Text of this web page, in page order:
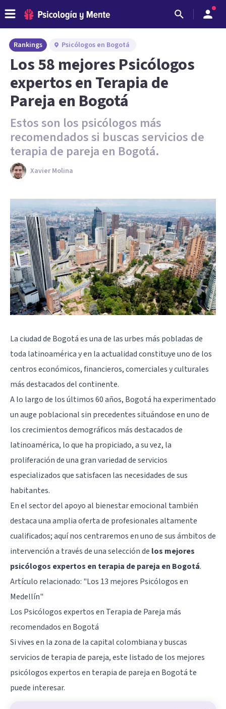
Rankings Psicólogos en Bogotá
Los 58 mejores Psicólogos
expertos en Terapia de
Pareja en Bogotá
Estos son los psicólogos más
recomendados si buscas servicios de
terapia de pareja en Bogotá.
Xavier Molina
La ciudad de Bogotá es una de las urbes más pobladas de
toda latinoamérica y en la actualidad constituye uno de los
centros económicos, financieros, comerciales y culturales
más destacados del continente.
A lo largo de los últimos 60 años, Bogotá ha experimentado
un auge poblacional sin precedentes situándose en uno de
los crecimientos demográficos más destacados de
latinoamérica, lo que ha propiciado, a su vez, la
proliferación de una gran variedad de servicios
especializados que satisfacen las necesidades de sus
habitantes.
En el sector del apoyo al bienestar emocional también
destaca una amplia oferta de profesionales altamente
cualificados; aquí nos centraremos en uno de sus ámbitos de
intervención a través de una selección de los mejores
psicólogos expertos en terapia de pareja en Bogotá.
Artículo relacionado: "Los 13 mejores Psicólogos en
Medellín"
Los Psicólogos expertos en Terapia de Pareja más
recomendados en Bogotá
Si vives en la zona de la capital colombiana y buscas
servicios de terapia de pareja, este listado de los mejores
psicólogos expertos en terapia de pareja en Bogotá te
puede interesar.